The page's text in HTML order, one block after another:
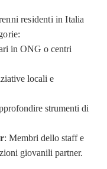
residenti in Italia
in ONG o centri
locali e
strumenti di
: Membri dello staff e
giovanili partner.